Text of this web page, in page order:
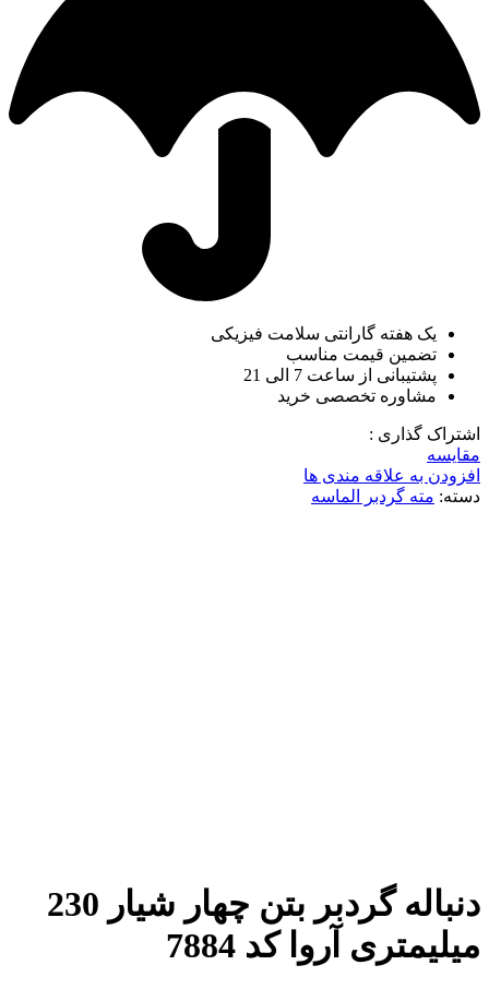
یک هفته گارانتی سلامت فیزیکی
تضمین قیمت مناسب
پشتیبانی از ساعت 7 الی 21
مشاوره تخصصی خرید
اشتراک گذاری :
مقایسه
افزودن به علاقه مندی ها
دسته: مته گردبر الماسه
دنباله گردبر بتن چهار شیار 230
میلیمتری آروا کد 7884